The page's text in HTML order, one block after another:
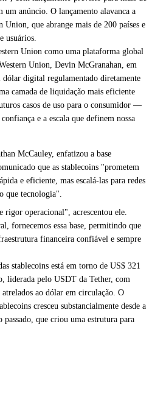
um anúncio. O lançamento alavanca a
Union, que abrange mais de 200 países e
usuários.
Union como uma plataforma global
Union, Devin McGranahan, em
digital regulamentado diretamente
camada de liquidação mais eficiente
casos de uso para o consumidor —
e a escala que definem nossa
McCauley, enfatizou a base
que as stablecoins "prometem
e eficiente, mas escalá-las para redes
que tecnologia".
rigor operacional", acrescentou ele.
fornecemos essa base, permitindo que
financeira confiável e sempre
stablecoins está em torno de US$ 321
liderada pelo USDT da Tether, com
ao dólar em circulação. O
cresceu substancialmente desde a
que criou uma estrutura para